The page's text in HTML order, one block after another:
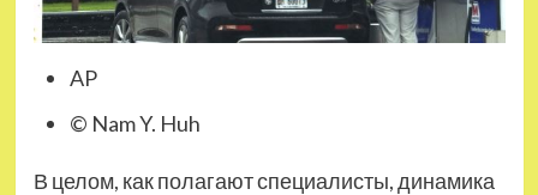
AP
© Nam Y. Huh
В целом, как полагают специалисты, динамика